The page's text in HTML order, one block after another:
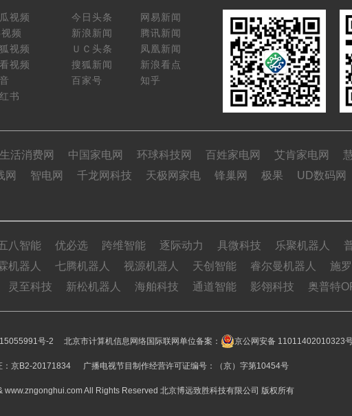
视频
频
视频
视频
书
今日头条
网易新闻
新浪新闻
腾讯新闻
ＵＣ头条
凤凰新闻
搜狐新闻
新浪看点
百家号
知乎
活消费网 中国家电网 环球科技网 百姓家电网 艾肯家电网
网 智电网 千龙网科技 天极网家电 锋巢网 极果 UD数码网
八智能 优必选 跨维智能 逐际动力 具微科技 乐聚机器人
机器人 七腾机器人 视源机器人 天创智能 睿尔曼机器人 施
灵至科技 新松机器人 海舶科技 通道智能 影翎科技 奥普特
号-2 北京市计算机信息网络国际联网单位备案： 京公网安备 11011402010323
：京B2-20171834 广播电视节目制作经营许可证编号：（京）字第10454号
All Rights Reserved 北京博远致胜科技有限公司 版权所有